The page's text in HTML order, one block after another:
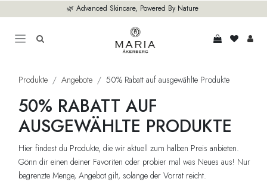
🌿 Advanced Skincare, Powered By Nature
Produkte Angebote 50% Rabatt auf ausgewählte Produkte
50% RABATT AUF
AUSGEWÄHLTE PRODUKTE
Hier findest du Produkte, die wir aktuell zum halben Preis anbieten.
Gönn dir einen deiner Favoriten oder probier mal was Neues aus! Nur
begrenzte Menge, Angebot gilt, solange der Vorrat reicht.